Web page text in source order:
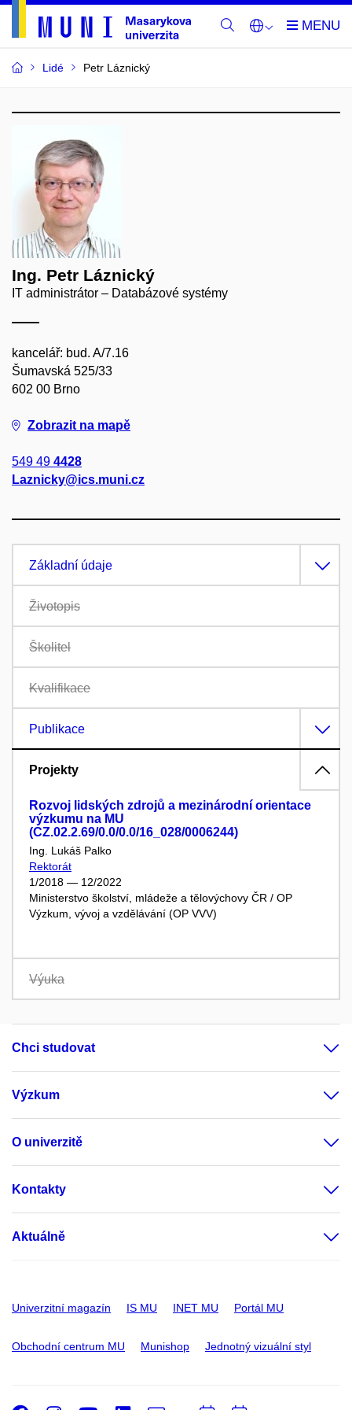
Lidé Petr Láznický
Ing. Petr Láznický
IT administrátor – Databázové systémy
kancelář: bud. A/7.16
Šumavská 525/33
602 00 Brno
Zobrazit na mapě
549 49 4428
Laznicky@ics.muni.cz
Základní údaje
Životopis
Školitel
Kvalifikace
Publikace
Projekty
Rozvoj lidských zdrojů a mezinárodní orientace
výzkumu na MU
(CZ.02.2.69/0.0/0.0/16_028/0006244)
Ing. Lukáš Palko
Rektorát
1/2018 — 12/2022
Ministerstvo školství, mládeže a tělovýchovy ČR / OP
Výzkum, vývoj a vzdělávání (OP VVV)
Výuka
Chci studovat
Výzkum
O univerzitě
Kontakty
Aktuálně
Univerzitní magazín IS MU INET MU Portál MU
Obchodní centrum MU Munishop Jednotný vizuální styl